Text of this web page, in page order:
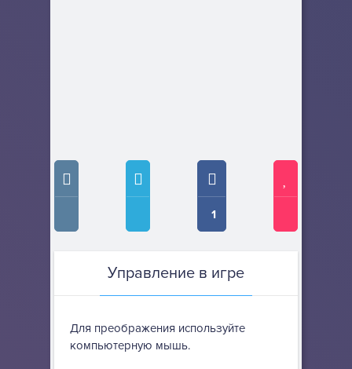
1
Управление в игре
Для преображения используйте
компьютерную мышь.